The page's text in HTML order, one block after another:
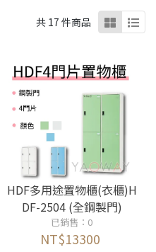
共 17 件商品
HDF多用途置物櫃(衣櫃)H
DF-2504 (全鋼製門)
已銷售：0
NT$13300